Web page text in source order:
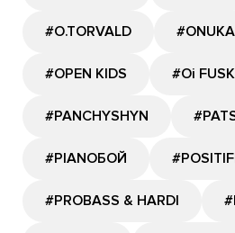
#O.TORVALD #ONUKA
#OPEN KIDS #Oi FUSK
#PANCHYSHYN
#PIANOБОЙ
#PROBASS & HARDI